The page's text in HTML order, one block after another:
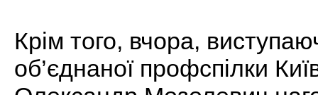
Крім того, вчора,
об’єднаної профспілки